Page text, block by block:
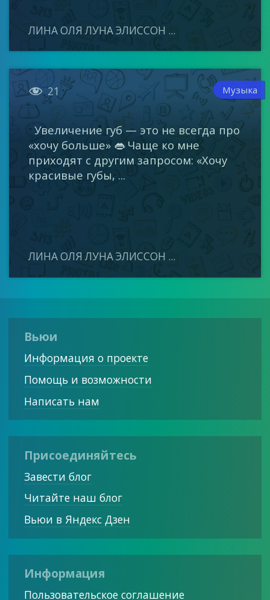
ЛИНА ОЛЯ ЛУНА ЭЛИССОН ...
 21 Музыка
Увеличение губ — это не всегда про
«хочу больше» 👄 Чаще ко мне
приходят с другим запросом: «Хочу
красивые губы, ...
ЛИНА ОЛЯ ЛУНА ЭЛИССОН ...
Вьюи
Информация о проекте
Помощь и возможности
Написать нам
Присоединяйтесь
Завести блог
Читайте наш блог
Вьюи в Яндекс Дзен
Информация
Пользовательское соглашение